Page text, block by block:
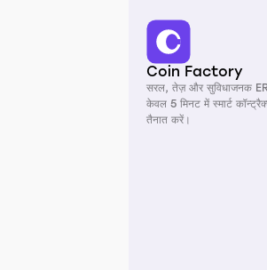
Coin Factory
सरल, तेज़ और सुविधाजनक
केवल 5 मिनट में स्मार्ट
तैनात करें।